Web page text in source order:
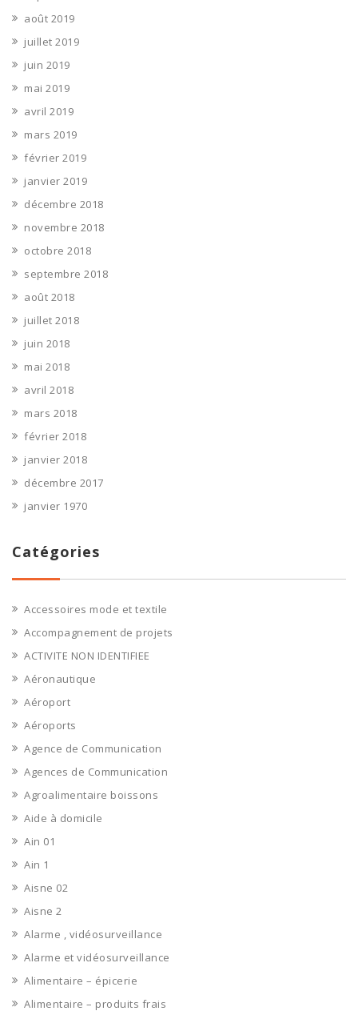
août 2019
juillet 2019
juin 2019
mai 2019
avril 2019
mars 2019
février 2019
janvier 2019
décembre 2018
novembre 2018
octobre 2018
septembre 2018
août 2018
juillet 2018
juin 2018
mai 2018
avril 2018
mars 2018
février 2018
janvier 2018
décembre 2017
janvier 1970
Catégories
Accessoires mode et textile
Accompagnement de projets
ACTIVITE NON IDENTIFIEE
Aéronautique
Aéroport
Aéroports
Agence de Communication
Agences de Communication
Agroalimentaire boissons
Aide à domicile
Ain 01
Ain 1
Aisne 02
Aisne 2
Alarme , vidéosurveillance
Alarme et vidéosurveillance
Alimentaire – épicerie
Alimentaire – produits frais